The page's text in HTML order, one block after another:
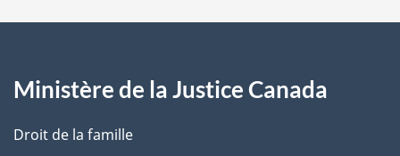
a
e
Ministère de la Justice Canada
Droit de la famille